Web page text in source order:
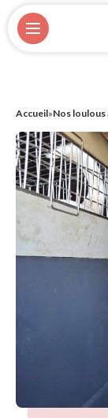
Accueil»Nos loulous